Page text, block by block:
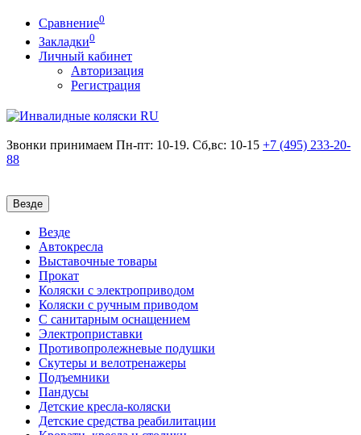
Сравнение0
Закладки0
Личный кабинет
Авторизация
Регистрация
Звонки принимаем Пн-пт: 10-19. Сб,вс: 10-15 +7 (495) 233-20-
88
Везде
Везде
Автокресла
Выставочные товары
Прокат
Коляски с электроприводом
Коляски с ручным приводом
С санитарным оснащением
Электроприставки
Противопролежневые подушки
Скутеры и велотренажеры
Подъемники
Пандусы
Детские кресла-коляски
Детские средства реабилитации